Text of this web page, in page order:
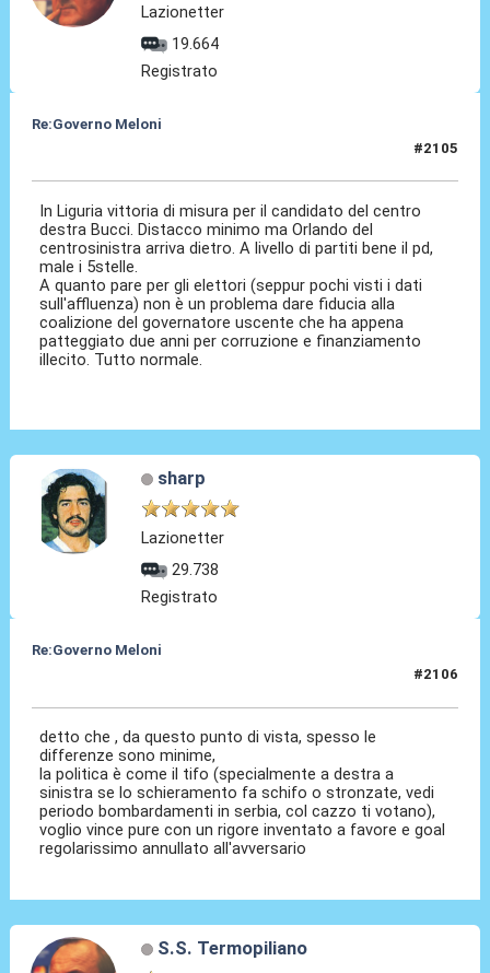
Lazionetter
19.664
Registrato
Re:Governo Meloni
#2105
In Liguria vittoria di misura per il candidato del centro
destra Bucci. Distacco minimo ma Orlando del
centrosinistra arriva dietro. A livello di partiti bene il pd,
male i 5stelle.
A quanto pare per gli elettori (seppur pochi visti i dati
sull'affluenza) non è un problema dare fiducia alla
coalizione del governatore uscente che ha appena
patteggiato due anni per corruzione e finanziamento
illecito. Tutto normale.
sharp
Lazionetter
29.738
Registrato
Re:Governo Meloni
#2106
detto che , da questo punto di vista, spesso le
differenze sono minime,
la politica è come il tifo (specialmente a destra a
sinistra se lo schieramento fa schifo o stronzate, vedi
periodo bombardamenti in serbia, col cazzo ti votano),
voglio vince pure con un rigore inventato a favore e goal
regolarissimo annullato all'avversario
S.S. Termopiliano